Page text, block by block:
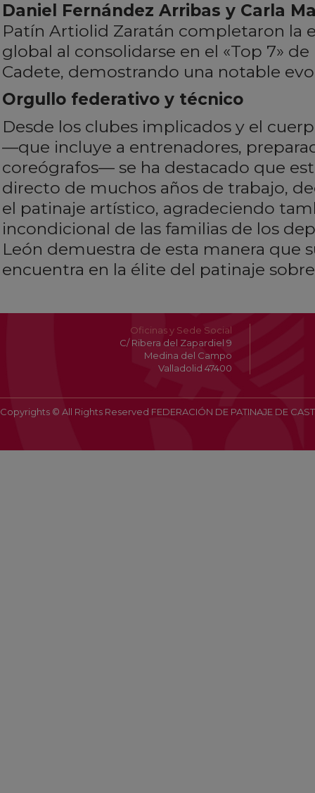
Daniel Fernández Arribas y Carla
Patín Artiolid Zaratán completaron la
global al consolidarse en el «Top 7»
Cadete, demostrando una notable
Orgullo federativo y técnico
Desde los clubes implicados y el
—que incluye a entrenadores,
coreógrafos— se ha destacado que
directo de muchos años de trabajo,
el patinaje artístico, agradeciendo
incondicional de las familias de los
León demuestra de esta manera que
encuentra en la élite del patinaje
Oficinas y Sede Social
C/ Ribera del Zapardiel 9
Medina del Campo
Valladolid 47400
Copyrights © All Rights Reserved FEDERACIÓN DE PATINAJE DE